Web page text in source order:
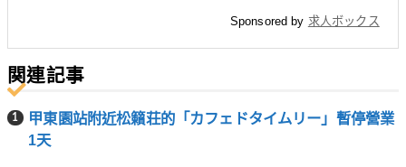
Sponsored by 求人ボックス
関連記事
甲東園站附近松籟荘的「カフェドタイムリー」暫停營業
1天